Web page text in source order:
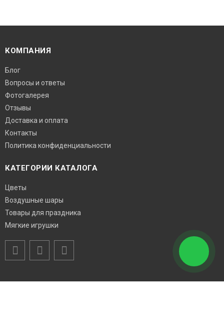
КОМПАНИЯ
Блог
Вопросы и ответы
Фотогалерея
Отзывы
Доставка и оплата
Контакты
Политика конфиденциальности
КАТЕГОРИИ КАТАЛОГА
Цветы
Воздушные шары
Товары для праздника
Мягкие игрушки